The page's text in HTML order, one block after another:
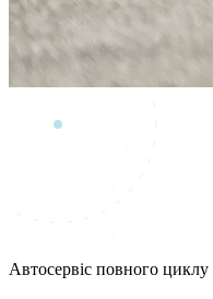
Автосервіс повного циклу